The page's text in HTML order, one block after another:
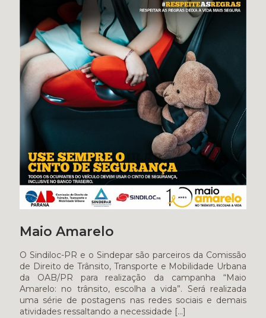
Maio Amarelo
O Sindiloc-PR e o Sindepar são parceiros da Comissão
de Direito de Trânsito, Transporte e Mobilidade Urbana
da OAB/PR para realização da campanha “Maio
Amarelo: no trânsito, escolha a vida”. Será realizada
uma série de postagens nas redes sociais e demais
atividades ressaltando a necessidade […]